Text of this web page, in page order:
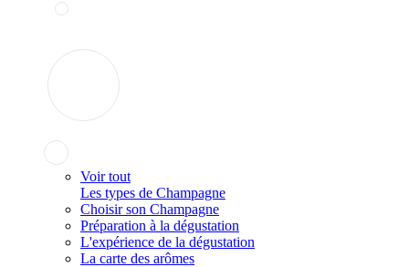
Voir tout
Les types de Champagne
Choisir son Champagne
Préparation à la dégustation
L'expérience de la dégustation
La carte des arômes